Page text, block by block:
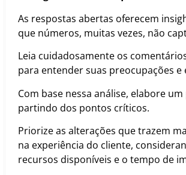
As respostas abertas oferecem
que números, muitas vezes, não
Leia cuidadosamente os
para entender suas preocupações e
Com base nessa análise, elabore
partindo dos pontos críticos.
Priorize as alterações que trazem
na experiência do cliente,
recursos disponíveis e o tempo de